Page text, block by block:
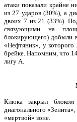
атаки показали крайне
из 27 ударов (30%), а
двоих 7 из 21 (33%).
связующими на
блокирующего) добыли
«Нефтяник», у
брейке. Напомним, что
лигу А.
Клюка закрыл
диагонального
«мертвой» зоне.